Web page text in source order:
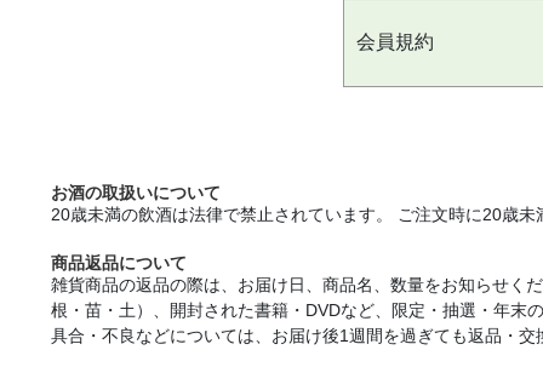
会員規約
お酒の取扱いについて
20歳未満の飲酒は法律で禁止されています。 ご注文時に20歳
商品返品について
雑貨商品の返品の際は、お届け日、商品名、数量をお知らせく
根・苗・土）、開封された書籍・DVDなど、限定・抽選・年末
具合・不良などについては、お届け後1週間を過ぎても返品・